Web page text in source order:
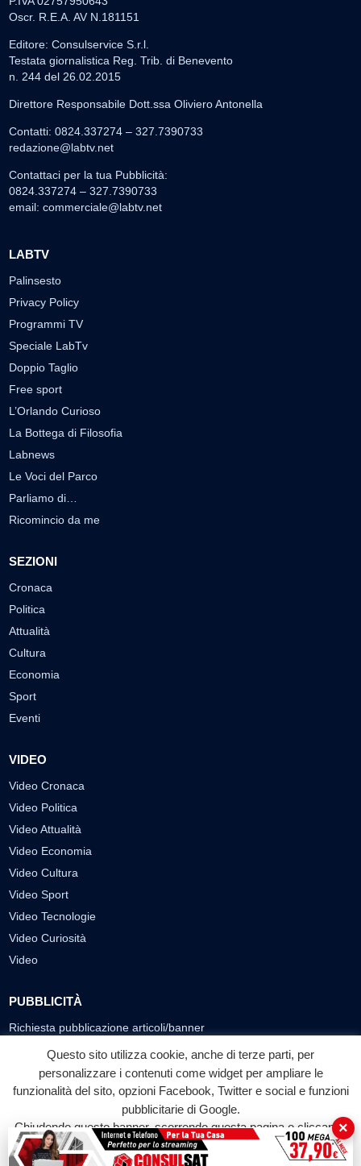
Oscr. R.E.A. AV N.181151
Editore: Consulservice S.r.l.
Testata giornalistica Reg. Trib. di Benevento
n. 244 del 26.02.2015
Direttore Responsabile Dott.ssa Oliviero Antonella
Contatti: 0824.337274 – 327.7390733
redazione@labtv.net
Contattaci per la tua Pubblicità:
0824.337274 – 327.7390733
email: commerciale@labtv.net
LABTV
Palinsesto
Privacy Policy
Programmi TV
Speciale LabTv
Doppio Taglio
Free sport
L’Orlando Curioso
La Bottega di Filosofia
Labnews
Le Voci del Parco
Parliamo di…
Ricomincio da me
SEZIONI
Cronaca
Politica
Attualità
Cultura
Economia
Sport
Eventi
VIDEO
Video Cronaca
Video Politica
Video Attualità
Video Economia
Video Cultura
Video Sport
Video Tecnologie
Video Curiosità
Video
PUBBLICITÀ
Richiesta pubblicazione articoli/banner
SEGUICI SUI SOCIAL
f
Facebook
◎ ▶
YouTube
Questo sito utilizza cookie, anche di terze parti, per
personalizzare i contenuti come widget per ampliare le
funzionalità del sito, opzioni Facebook, Twitter e social e funzioni
pubblicitarie di Google.
Chiudendo questo banner, scorrendo questa pagina o cliccando
su qualunque suo elemento acconsenti all'uso dei cookie.
×